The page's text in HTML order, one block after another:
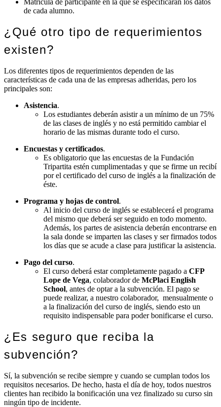
Matrícula de participante en la que se especificarán los datos
de cada alumno.
¿Qué otro tipo de requerimientos
existen?
Los diferentes tipos de requerimientos dependen de las
características de cada una de las empresas adheridas, pero los
principales son:
Asistencia.
Los estudiantes deberán asistir a un mínimo de un 75%
de las clases de inglés y no está permitido cambiar el
horario de las mismas durante todo el curso.
Encuestas y certificados.
Es obligatorio que las encuestas de la Fundación
Tripartita estén cumplimentadas y que se firme un recibí
por el certificado del curso de inglés a la finalización de
éste.
Programa y hojas de control.
Al inicio del curso de inglés se establecerá el programa
del mismo que deberá ser seguido en todo momento.
Además, los partes de asistencia deberán encontrarse en
la sala donde se imparten las clases y ser firmados todos
los días que se acude a clase para justificar la asistencia.
Pago del curso.
El curso deberá estar completamente pagado a CFP
Lope de Vega, colaborador de McPlaci English
School, antes de optar a la subvención. El pago se
puede realizar, a nuestro colaborador, mensualmente o
a la finalización del curso de inglés, siendo esto un
requisito indispensable para poder bonificarse el curso.
¿Es seguro que reciba la
subvención?
Sí, la subvención se recibe siempre y cuando se cumplan todos los
requisitos necesarios. De hecho, hasta el día de hoy, todos nuestros
clientes han recibido la bonificación una vez finalizado su curso sin
ningún tipo de incidente.